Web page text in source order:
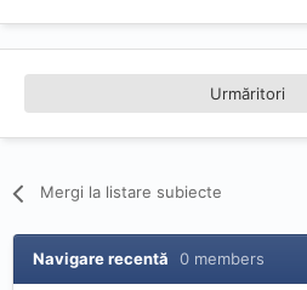
Urmăritori
Mergi la listare subiecte
Navigare recentă 0 members